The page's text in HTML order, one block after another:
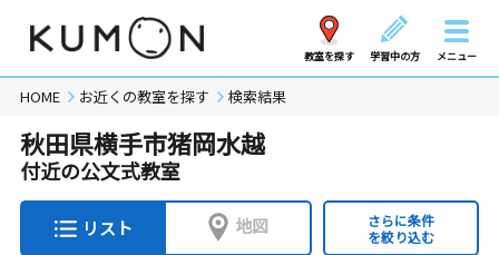
教室を探す 学習中の方 メニュー
HOME お近くの教室を探す 検索結果
秋田県横手市猪岡水越
付近の公文式教室
リスト 地図
さらに条件
を絞り込む